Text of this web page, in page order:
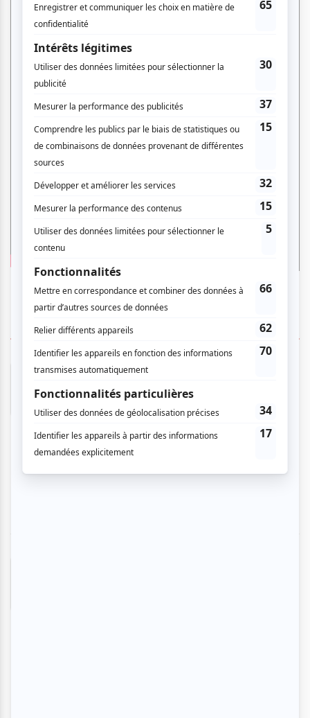
2 COMMENTAIRES DES MEMBRES
Lucie B. - 2026-02-08 22:17:57
très beau spectacle, un ravissement pour les
yeux et les oreilles. Je suis heureuse que la
création nous amène à voir différente
disciplines artistique que ce soit la marionnette
l'absurdité et l'humour propre au clowns!